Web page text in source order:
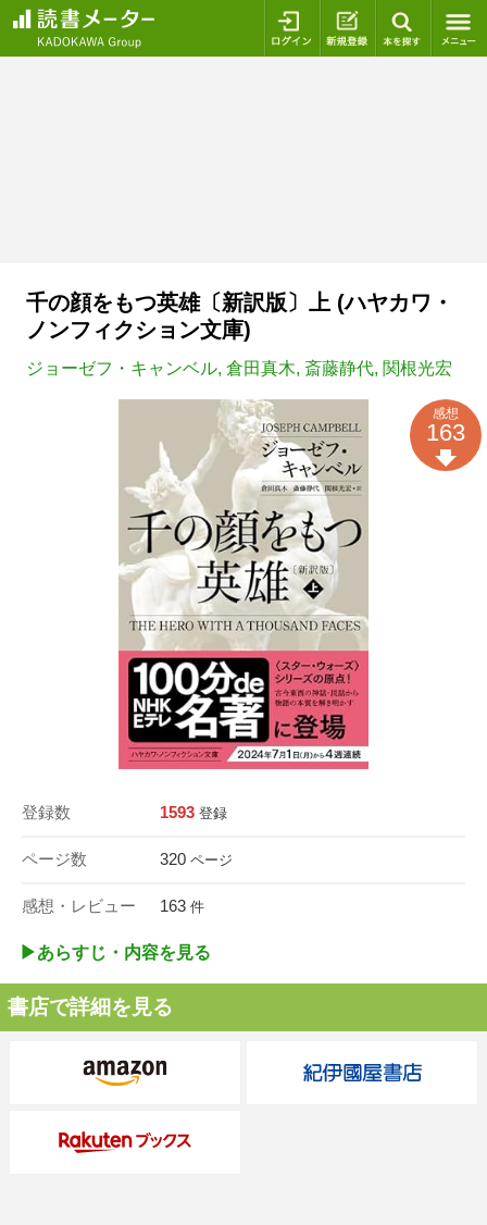
ログイン 新規登録
千の顔をもつ英雄〔新訳版〕上 (ハヤカワ・
ノンフィクション文庫)
ジョーゼフ・キャンベル, 倉田真木, 斎藤静代, 関根光宏
登録数 1593 登録
ページ数 320 ページ
感想・レビュー 163 件
感想
163
▶︎あらすじ・内容を見る
書店で詳細を見る